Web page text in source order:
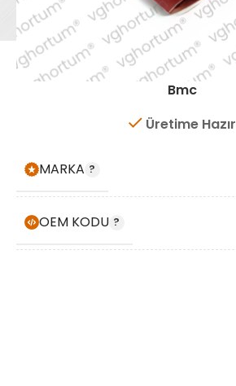
Bmc
Üretime Hazır
MARKA
OEM KODU